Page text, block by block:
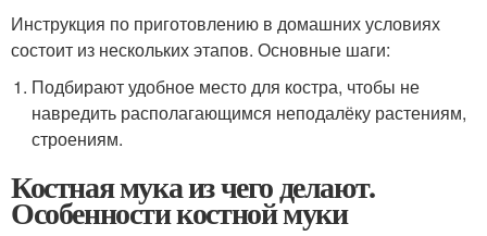
Инструкция по приготовлению в домашних условиях
состоит из нескольких этапов. Основные шаги:
Подбирают удобное место для костра, чтобы не
навредить располагающимся неподалёку растениям,
строениям.
Костная мука из чего делают.
Особенности костной муки